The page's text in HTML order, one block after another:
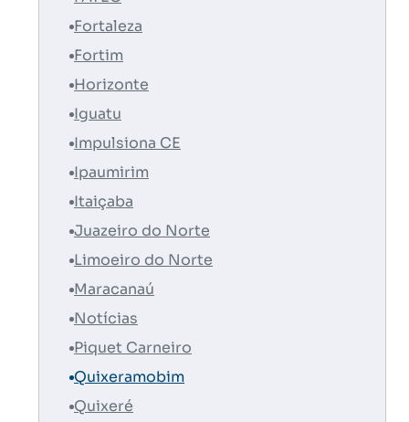
Fortaleza
Fortim
Horizonte
Iguatu
Impulsiona CE
Ipaumirim
Itaiçaba
Juazeiro do Norte
Limoeiro do Norte
Maracanaú
Notícias
Piquet Carneiro
Quixeramobim
Quixeré